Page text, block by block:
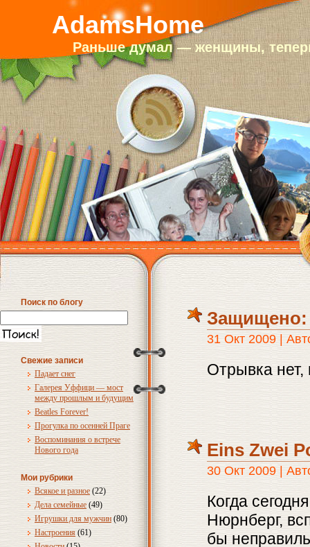
AdamsHome
Раньше думал — женщины,
Поиск по блогу
Свежие записи
Падает снег
Галерея Уффици — мост
между прошлым и будущим
Beatles Forever!
Прогулка по осенней Праге
Воспоминания о встрече
Нового года
Мои рубрики
Всякое и разное (22)
Дела семейные (49)
Игрушки для мужчин (80)
Настроения (61)
Защищено:
31 Окт 2009 |
Отрывка
Eins Zwei
30 Окт 2009 |
Когда
Нюрнберг,
бы